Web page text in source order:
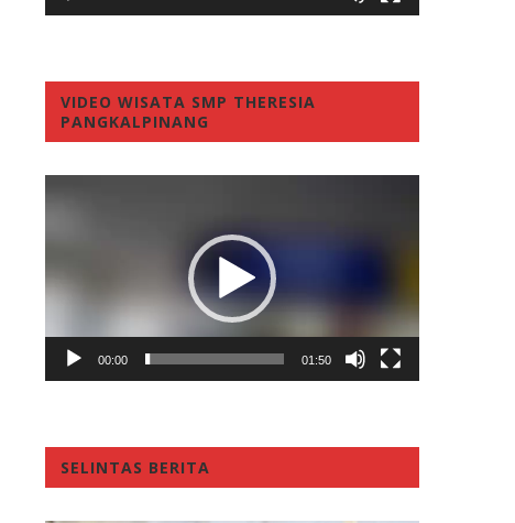
VIDEO WISATA SMP THERESIA
PANGKALPINANG
00:00 01:50
SELINTAS BERITA